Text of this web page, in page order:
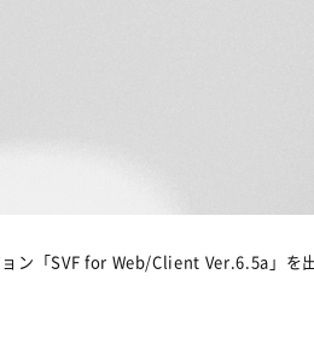
ン「SVF for Web/Client Ver.6.5a」